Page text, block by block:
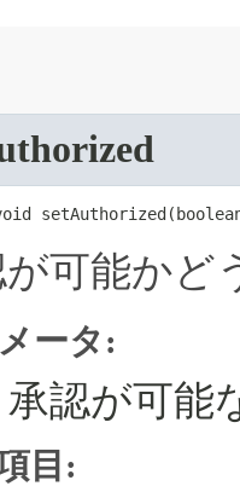
可能かど
ータ:
承認が可能
目: